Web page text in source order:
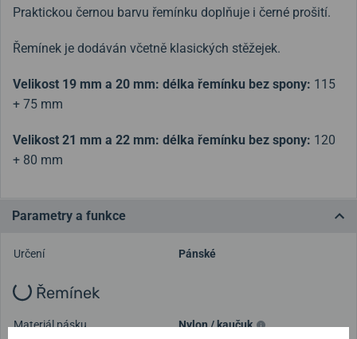
Praktickou černou barvu řemínku doplňuje i černé prošití.
Řemínek je dodáván včetně klasických stěžejek.
Velikost 19 mm a 20 mm: délka řemínku bez spony: 115
+ 75 mm
Velikost 21 mm a 22 mm: délka řemínku bez spony: 120
+ 80 mm
Parametry a funkce
Určení Pánské
Řemínek
Materiál pásku Nylon / kaučuk